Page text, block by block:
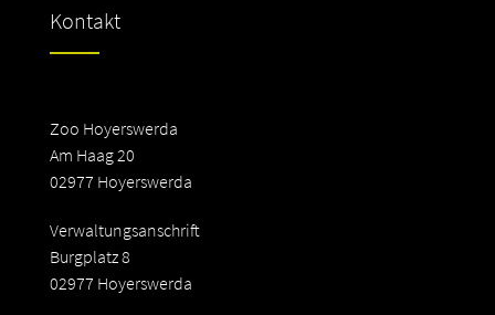
Kontakt
Zoo Hoyerswerda
Am Haag 20
02977 Hoyerswerda
Verwaltungsanschrift
Burgplatz 8
02977 Hoyerswerda